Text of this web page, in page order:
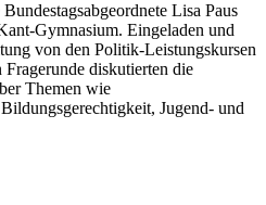
Lisa Paus
Gymnasium. Eingeladen und
von den Politik-Leistungskursen
diskutierten die
Themen wie
Jugend- und